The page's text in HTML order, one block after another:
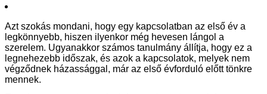
Azt szokás mondani, hogy egy kapcsolatban az első év a
legkönnyebb, hiszen ilyenkor még hevesen lángol a
szerelem. Ugyanakkor számos tanulmány állítja, hogy ez a
legnehezebb időszak, és azok a kapcsolatok, melyek nem
végződnek házassággal, már az első évforduló előtt tönkre
mennek.